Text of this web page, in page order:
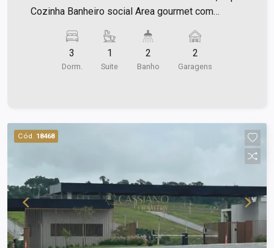
Cozinha Banheiro social Area gourmet com
para horta. Ar-condicionado em varios ambientes
Piso porcelanato .. agende sua visita...
3
Dorm.
1
Suite
2
Banho
2
Garagens
Cód. 18468